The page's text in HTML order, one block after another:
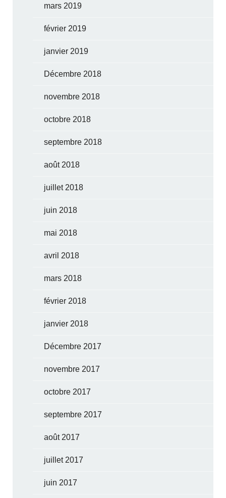
mars 2019
février 2019
janvier 2019
Décembre 2018
novembre 2018
octobre 2018
septembre 2018
août 2018
juillet 2018
juin 2018
mai 2018
avril 2018
mars 2018
février 2018
janvier 2018
Décembre 2017
novembre 2017
octobre 2017
septembre 2017
août 2017
juillet 2017
juin 2017